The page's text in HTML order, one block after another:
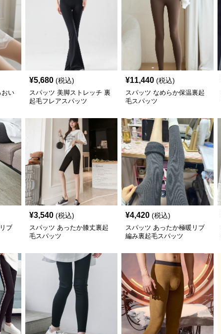
おい
¥5,680 (税込)
スパッツ 美脚ストレッチ 裏
起毛フレアスパッツ
¥11,440 (税込)
スパッツ なめらか保温裏起
毛スパッツ
ブ
¥3,540 (税込)
スパッツ あったか膝丈裏起
毛スパッツ
¥4,420 (税込)
スパッツ あったか極暖リブ
編み裏起毛スパッツ